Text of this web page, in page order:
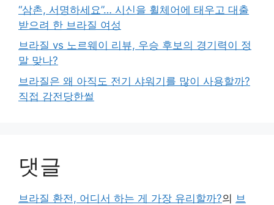
“삼촌, 서명하세요”… 시신을 휠체어에 태우고 대출
받으려 한 브라질 여성
브라질 vs 노르웨이 리뷰, 우승 후보의 경기력이 정
말 맞나?
브라질은 왜 아직도 전기 샤워기를 많이 사용할까?
직접 감전당한썰
댓글
브라질 환전, 어디서 하는 게 가장 유리할까?의 브